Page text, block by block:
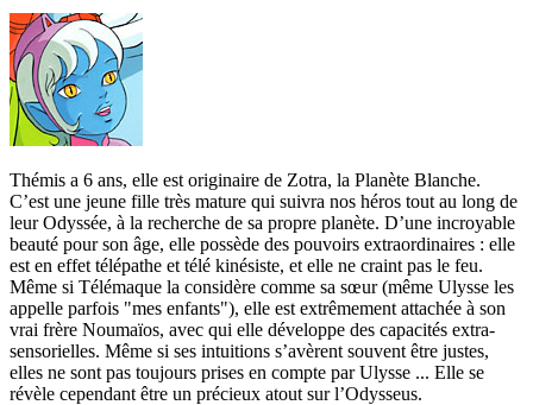
Thémis a 6 ans, elle est originaire de Zotra, la Planète Blanche.
C’est une jeune fille très mature qui suivra nos héros tout au long de
leur Odyssée, à la recherche de sa propre planète. D’une incroyable
beauté pour son âge, elle possède des pouvoirs extraordinaires : elle
est en effet télépathe et télé kinésiste, et elle ne craint pas le feu.
Même si Télémaque la considère comme sa sœur (même Ulysse les
appelle parfois "mes enfants"), elle est extrêmement attachée à son
vrai frère Noumaïos, avec qui elle développe des capacités extra-
sensorielles. Même si ses intuitions s’avèrent souvent être justes,
elles ne sont pas toujours prises en compte par Ulysse ... Elle se
révèle cependant être un précieux atout sur l’Odysseus.